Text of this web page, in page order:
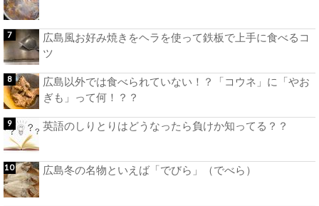
広島風お好み焼きをヘラを使って鉄板で上手に食べるコ
ツ
広島以外では食べられていない！？「コウネ」に「やお
ぎも」って何！？？
英語のしりとりはどうなったら負けか知ってる？？
広島冬の名物といえば「でびら」（でべら）